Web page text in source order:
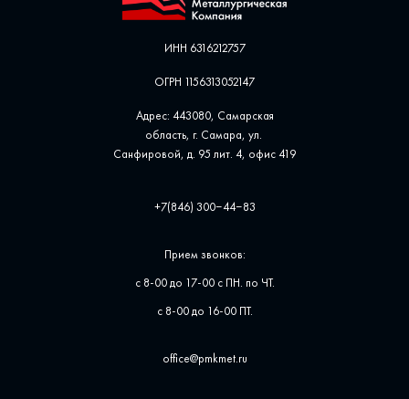
ИНН 6316212757
ОГРН 1156313052147
Адрес: 443080, Самарская
область, г. Самара, ул. ​
Санфировой, д. 95 лит. 4, офис ​419
+7(846) 300‒44‒83
Прием звонков:
с 8-00 до 17-00 с ПН. по ЧТ.
с 8-00 до 16-00 ПТ.
office@pmkmet.ru